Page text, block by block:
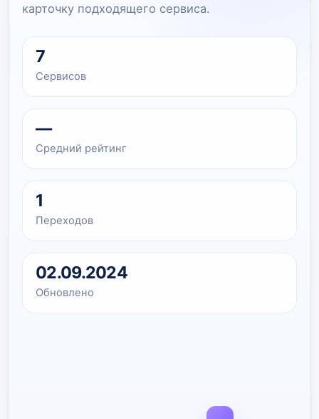
карточку подходящего сервиса.
7
Сервисов
—
Средний рейтинг
1
Переходов
02.09.2024
Обновлено